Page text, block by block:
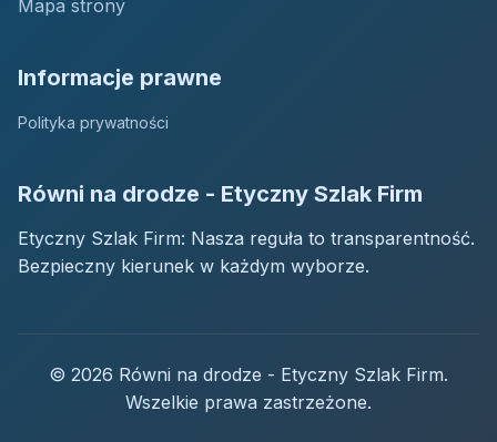
Mapa strony
Informacje prawne
Polityka prywatności
Równi na drodze - Etyczny Szlak Firm
Etyczny Szlak Firm: Nasza reguła to transparentność.
Bezpieczny kierunek w każdym wyborze.
© 2026 Równi na drodze - Etyczny Szlak Firm.
Wszelkie prawa zastrzeżone.